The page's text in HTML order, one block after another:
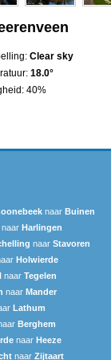
Clear sky
18.0°
40%
naar Buinen
naar Harlingen
naar Stavoren
Holwierde
naar Tegelen
naar Mander
Lathum
Berghem
naar Heeze
naar Zijtaart